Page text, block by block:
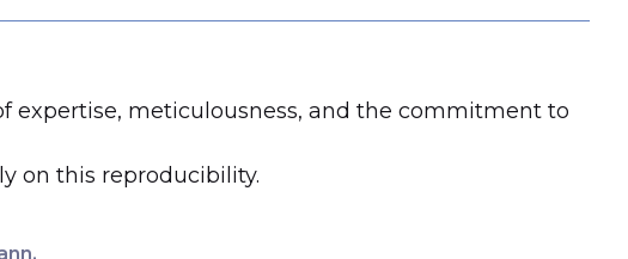
expertise, meticulousness, and the commitment to
on this reproducibility.